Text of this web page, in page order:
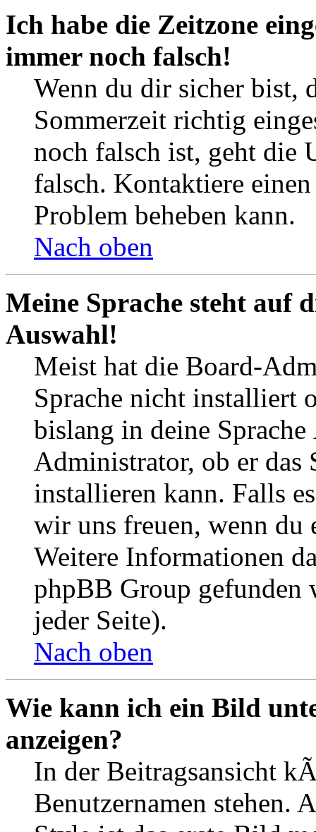
Ich habe die Zeitzone
immer noch falsch!
Wenn du dir sicher bist,
Sommerzeit richtig
noch falsch ist, geht die
falsch. Kontaktiere
Problem beheben kann.
Nach oben
Meine Sprache steht auf
Auswahl!
Meist hat die Board-
Sprache nicht installiert
bislang in deine
Administrator, ob er das
installieren kann. Falls
wir uns freuen, wenn
Weitere Informationen
phpBB Group gefunden
jeder Seite).
Nach oben
Wie kann ich ein Bild
anzeigen?
In der Beitragsansicht
Benutzernamen stehen.